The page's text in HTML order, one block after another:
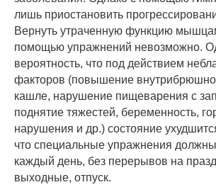
лишь приостановить
Вернуть утраченную функцию
помощью упражнений невозможно.
вероятность, что под действием
факторов (повышение
кашле, нарушение пищеварения с
поднятие тяжестей, беременность,
нарушения и др.) состояние
что специальные упражнения
каждый день, без перерывов на
выходные, отпуск.